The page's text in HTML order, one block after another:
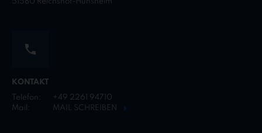
51580 Reichshof-Hunsheim
KONTAKT
Telefon:
+49 2261 94710
Mail:
MAIL SCHREIBEN